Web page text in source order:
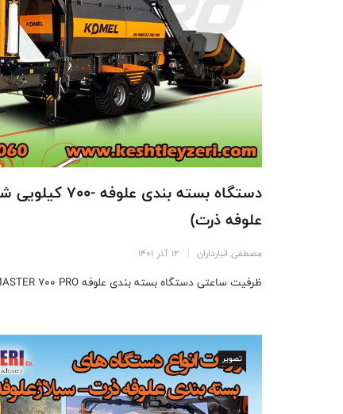
علوفه ذرت)
مصطفی انبارداران 12 آذر 1401
ظرفیت ساعتی دستگاه بسته بندی علوفه RK MASTER 700 PRO بین 55 ...
تصویر